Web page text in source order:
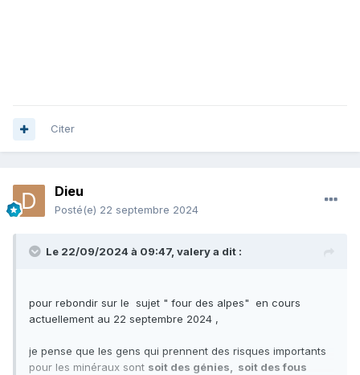
Citer
Dieu
Posté(e) 22 septembre 2024
Le 22/09/2024 à 09:47, valerya dit :
pour rebondir sur le sujet " four des alpes" en cours
actuellement au 22 septembre 2024 ,
je pense que les gens qui prennent des risques importants
pour les minéraux sont soit des génies, soit des fous